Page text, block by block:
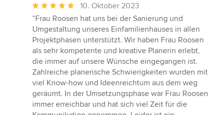
Durchschnittliche
Bewertung:
5
von
5
Sternen
10. Oktober 2023
“Frau Roosen hat uns bei der Sanierung und
Umgestaltung unseres Einfamilienhauses in allen
Projektphasen unterstützt. Wir haben Frau Roosen
als sehr kompetente und kreative Planerin erlebt,
die immer auf unsere Wünsche eingegangen ist.
Zahlreiche planerische Schwierigkeiten wurden mit
viel Know-how und Ideenreichtum aus dem weg
geräumt. In der Umsetzungsphase war Frau Roosen
immer erreichbar und hat sich viel Zeit für die